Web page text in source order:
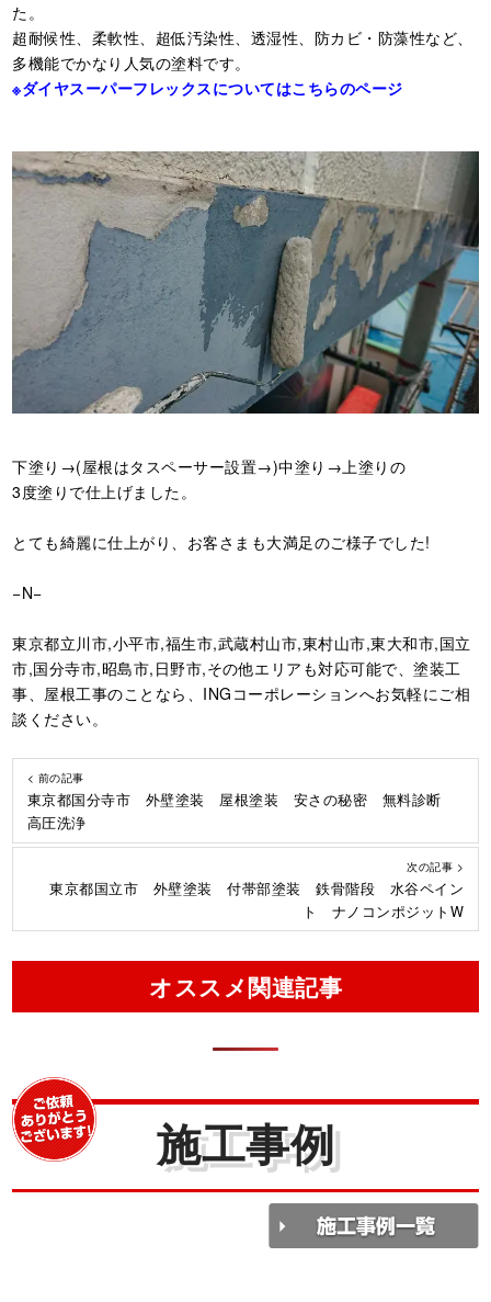
た。
超耐候性、柔軟性、超低汚染性、透湿性、防カビ・防藻性など、
多機能でかなり人気の塗料です。
※ダイヤスーパーフレックスについてはこちらのページ
下塗り→(屋根はタスペーサー設置→)中塗り→上塗りの
3度塗りで仕上げました。
とても綺麗に仕上がり、お客さまも大満足のご様子でした!
−N−
東京都立川市,小平市,福生市,武蔵村山市,東村山市,東大和市,国立
市,国分寺市,昭島市,日野市,その他エリアも対応可能で、塗装工
事、屋根工事のことなら、INGコーポレーションへお気軽にご相
談ください。
< 前の記事
東京都国分寺市 外壁塗装 屋根塗装 安さの秘密 無料診断
高圧洗浄
次の記事 >
東京都国立市 外壁塗装 付帯部塗装 鉄骨階段 水谷ペイン
ト ナノコンポジットW
オススメ関連記事
施工事例